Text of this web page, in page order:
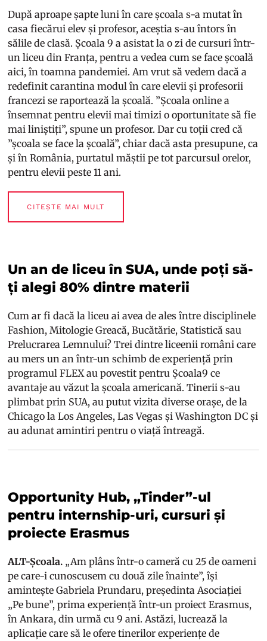
După aproape șapte luni în care școala s-a mutat în
casa fiecărui elev și profesor, aceștia s-au întors în
sălile de clasă. Școala 9 a asistat la o zi de cursuri într-
un liceu din Franța, pentru a vedea cum se face școală
aici, în toamna pandemiei. Am vrut să vedem dacă a
redefinit carantina modul în care elevii și profesorii
francezi se raportează la școală. ”Școala online a
însemnat pentru elevii mai timizi o oportunitate să fie
mai liniștiți”, spune un profesor. Dar cu toții cred că
”școala se face la școală”, chiar dacă asta presupune, ca
și în România, purtatul măștii pe tot parcursul orelor,
pentru elevii peste 11 ani.
CITEȘTE MAI MULT
Un an de liceu în SUA, unde poți să-
ți alegi 80% dintre materii
Cum ar fi dacă la liceu ai avea de ales între disciplinele
Fashion, Mitologie Greacă, Bucătărie, Statistică sau
Prelucrarea Lemnului? Trei dintre liceenii români care
au mers un an într-un schimb de experiență prin
programul FLEX au povestit pentru Școala9 ce
avantaje au văzut la școala americană. Tinerii s-au
plimbat prin SUA, au putut vizita diverse orașe, de la
Chicago la Los Angeles, Las Vegas și Washington DC și
au adunat amintiri pentru o viață întreagă.
Opportunity Hub, „Tinder”-ul
pentru internship-uri, cursuri și
proiecte Erasmus
ALT-Școala. „Am plâns într-o cameră cu 25 de oameni
pe care-i cunoscusem cu două zile înainte”, își
amintește Gabriela Prundaru, președinta Asociației
„Pe bune”, prima experiență într-un proiect Erasmus,
în Ankara, din urmă cu 9 ani. Astăzi, lucrează la
aplicație care să le ofere tinerilor experiențe de